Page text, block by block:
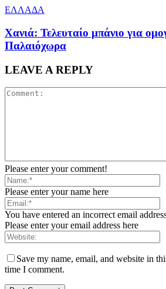
ΕΛΛΑΔΑ
Χανιά: Τελευταίο μπάνιο για
Παλαιόχωρα
LEAVE A REPLY
Please enter your comment!
Please enter your name here
You have entered an incorrect email
Please enter your email address here
Save my name, email, and website in
time I comment.